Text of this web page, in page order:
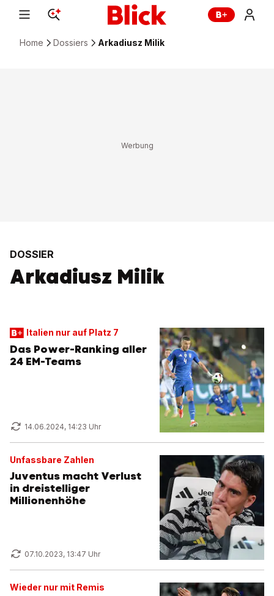
Home Dossiers Arkadiusz Milik
DOSSIER
Arkadiusz Milik
Italien nur auf Platz 7
Das Power-Ranking aller
24 EM-Teams
14.06.2024, 14:23 Uhr
Unfassbare Zahlen
Juventus macht Verlust
in dreistelliger
Millionenhöhe
07.10.2023, 13:47 Uhr
Wieder nur mit Remis